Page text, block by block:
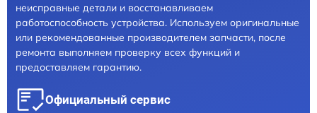
неисправные детали и восстанавливаем
работоспособность устройства. Используем оригинальные
или рекомендованные производителем запчасти, после
ремонта выполняем проверку всех функций и
предоставляем гарантию.
Официальный сервис